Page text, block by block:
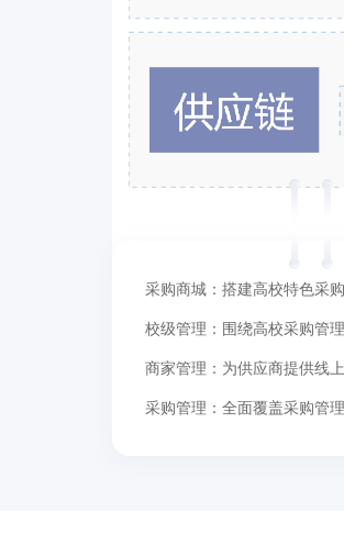
采购商城：搭建高校特色采
校级管理：围绕高校采购管
商家管理：为供应商提供线
采购管理：全面覆盖采购管